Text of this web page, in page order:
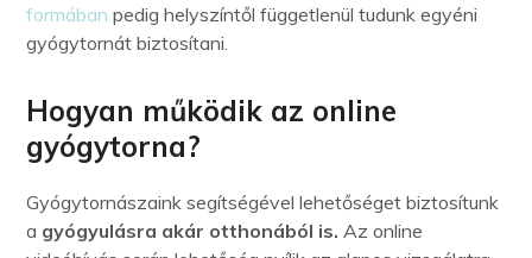
formában pedig helyszíntől függetlenül tudunk egyéni
gyógytornát biztosítani.
Hogyan működik az online
gyógytorna?
Gyógytornászaink segítségével lehetőséget biztosítunk
a gyógyulásra akár otthonából is.Az online